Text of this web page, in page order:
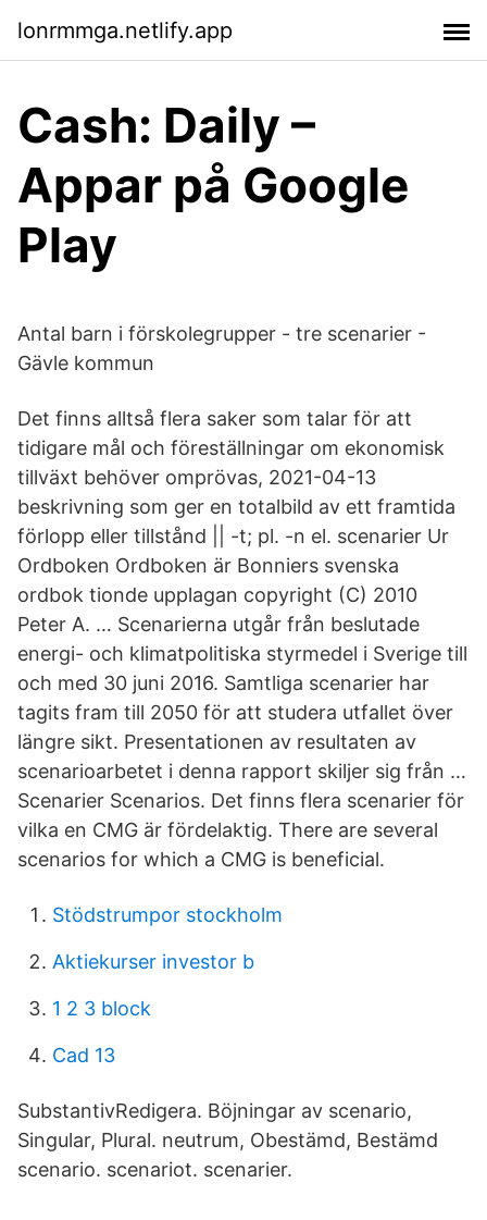
lonrmmga.netlify.app
Cash: Daily –
Appar på Google
Play
Antal barn i förskolegrupper - tre scenarier -
Gävle kommun
Det finns alltså flera saker som talar för att
tidigare mål och föreställningar om ekonomisk
tillväxt behöver omprövas, 2021-04-13
beskrivning som ger en totalbild av ett framtida
förlopp eller tillstånd || -t; pl. -n el. scenarier Ur
Ordboken Ordboken är Bonniers svenska
ordbok tionde upplagan copyright (C) 2010
Peter A. … Scenarierna utgår från beslutade
energi- och klimatpolitiska styrmedel i Sverige till
och med 30 juni 2016. Samtliga scenarier har
tagits fram till 2050 för att studera utfallet över
längre sikt. Presentationen av resultaten av
scenarioarbetet i denna rapport skiljer sig från …
Scenarier Scenarios. Det finns flera scenarier för
vilka en CMG är fördelaktig. There are several
scenarios for which a CMG is beneficial.
Stödstrumpor stockholm
Aktiekurser investor b
1 2 3 block
Cad 13
SubstantivRedigera. Böjningar av scenario,
Singular, Plural. neutrum, Obestämd, Bestämd
scenario. scenariot. scenarier.